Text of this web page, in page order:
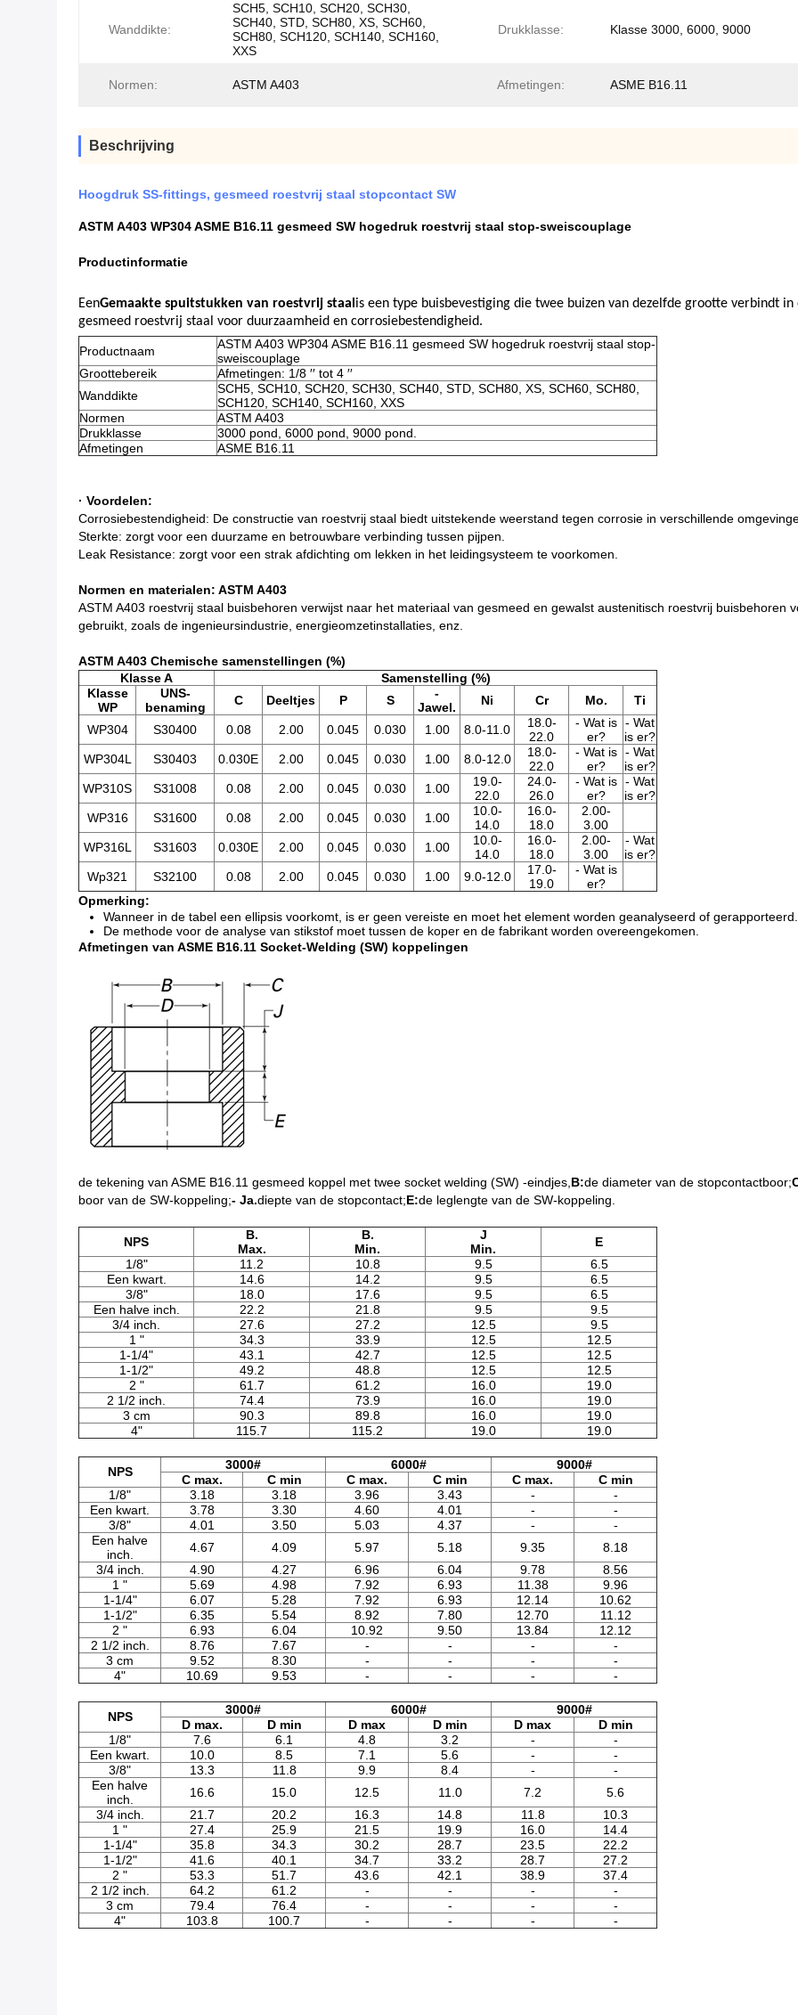
Wanddikte:
SCH5, SCH10, SCH20, SCH30,
SCH40, STD, SCH80, XS, SCH60,
SCH80, SCH120, SCH140, SCH160,
XXS
Drukklasse: Klasse 3000, 6000, 9000
Normen: ASTM A403 Afmetingen: ASME B16.11
Beschrijving
Hoogdruk SS-fittings, gesmeed roestvrij staal stopcontact SW
ASTM A403 WP304 ASME B16.11 gesmeed SW hogedruk roestvrij staal stop-sweiscouplage
Productinformatie
EenGemaakte spuitstukken van roestvrij staal is een type buisbevestiging die twee buizen van dezelfde grootte verbindt
gesmeed roestvrij staal voor duurzaamheid en corrosiebestendigheid.
Productnaam
ASTM A403 WP304 ASME B16.11 gesmeed SW hogedruk roestvrij staal stop-
sweiscouplage
Groottebereik
Afmetingen: 1/8 ′′ tot 4 ′′
Wanddikte
SCH5, SCH10, SCH20, SCH30, SCH40, STD, SCH80, XS, SCH60, SCH80,
SCH120, SCH140, SCH160, XXS
Normen
ASTM A403
Drukklasse
3000 pond, 6000 pond, 9000 pond.
Afmetingen
ASME B16.11
· Voordelen:
Corrosiebestendigheid: De constructie van roestvrij staal biedt uitstekende weerstand tegen corrosie in verschillende
Sterkte: zorgt voor een duurzame en betrouwbare verbinding tussen pijpen.
Leak Resistance: zorgt voor een strak afdichting om lekken in het leidingsysteem te voorkomen.
Normen en materialen: ASTM A403
ASTM A403 roestvrij staal buisbehoren verwijst naar het materiaal van gesmeed en gewalst austenitisch roestvrij buisbehoren
gebruikt, zoals de ingenieursindustrie, energieomzetinstallaties, enz.
ASTM A403 Chemische samenstellingen (%)
Klasse A
Samenstelling (%)
Klasse
WP
UNS-
benaming
C Deeltjes P S
-
Jawel.
Ni Cr Mo. Ti
WP304 S30400 0.08 2.00 0.045 0.030 1.00 8.0-11.0
18.0-
22.0
- Wat is
er?
- Wat
is er?
WP304L
S30403 0.030E 2.00 0.045 0.030 1.00 8.0-12.0
18.0-
22.0
- Wat is
er?
- Wat
is er?
WP310S
S31008 0.08 2.00 0.045 0.030 1.00
19.0-
22.0
24.0-
26.0
- Wat is
er?
- Wat
is er?
WP316
S31600 0.08 2.00 0.045 0.030 1.00
10.0-
14.0
16.0-
18.0
2.00-
3.00
WP316L
S31603 0.030E 2.00 0.045 0.030 1.00
10.0-
14.0
16.0-
18.0
2.00-
3.00
- Wat
is er?
Wp321
S32100 0.08 2.00 0.045 0.030 1.00 9.0-12.0
17.0-
19.0
- Wat is
er?
Opmerking:
Wanneer in de tabel een ellipsis voorkomt, is er geen vereiste en moet het element worden geanalyseerd of gerapporteerd.
De methode voor de analyse van stikstof moet tussen de koper en de fabrikant worden overeengekomen.
Afmetingen van ASME B16.11 Socket-Welding (SW) koppelingen
de tekening van ASME B16.11 gesmeed koppel met twee socket welding (SW) -eindjes,B:de diameter van de stopcontactboor;
boor van de SW-koppeling;- Ja.diepte van de stopcontact;E:de leglengte van de SW-koppeling.
NPS
B.
Max.
B.
Min.
J
Min.
E
1/8"
11.2 10.8 9.5
6.5
Een kwart.
14.6 14.2 9.5
6.5
3/8"
18.0 17.6 9.5
6.5
Een halve inch.
22.2 21.8 9.5
9.5
3/4 inch.
27.6 27.2 12.5
9.5
1 "
34.3 33.9 12.5
12.5
1-1/4"
43.1 42.7 12.5
12.5
1-1/2"
49.2 48.8 12.5
12.5
2 "
61.7 61.2 16.0
19.0
2 1/2 inch.
74.4 73.9 16.0
19.0
3 cm
90.3 89.8 16.0
19.0
4"
115.7 115.2 19.0 19.0
NPS 3000# 6000#
9000#
C max.
C min C max. C min C max.
C min
1/8"
3.18 3.18 3.96 3.43 -
-
Een kwart.
3.78 3.30 4.60 4.01 -
-
3/8"
4.01 3.50 5.03 4.37 -
-
Een halve
inch.
4.67 4.09 5.97 5.18 9.35
8.18
3/4 inch.
4.90 4.27 6.96 6.04 9.78
8.56
1 "
5.69 4.98 7.92 6.93 11.38
9.96
1-1/4"
6.07 5.28 7.92 6.93 12.14
10.62
1-1/2"
6.35 5.54 8.92 7.80 12.70
11.12
2 "
6.93 6.04 10.92 9.50 13.84
12.12
2 1/2 inch.
8.76 7.67 - - -
-
3 cm
9.52 8.30 - - -
-
4"
10.69 9.53 - - - -
NPS 3000# 6000#
9000#
D max.
D min D max D min D max
D min
1/8"
7.6 6.1 4.8 3.2 -
-
Een kwart.
10.0 8.5 7.1 5.6 -
-
3/8"
13.3 11.8 9.9 8.4 -
-
Een halve
inch.
16.6 15.0 12.5 11.0 7.2
5.6
3/4 inch.
21.7 20.2 16.3 14.8 11.8
10.3
1 "
27.4 25.9 21.5 19.9 16.0
14.4
1-1/4"
35.8 34.3 30.2 28.7 23.5
22.2
1-1/2"
41.6 40.1 34.7 33.2 28.7
27.2
2 "
53.3 51.7 43.6 42.1 38.9
37.4
2 1/2 inch.
64.2 61.2 - - -
-
3 cm
79.4 76.4 - - -
-
4"
103.8 100.7 - - - -